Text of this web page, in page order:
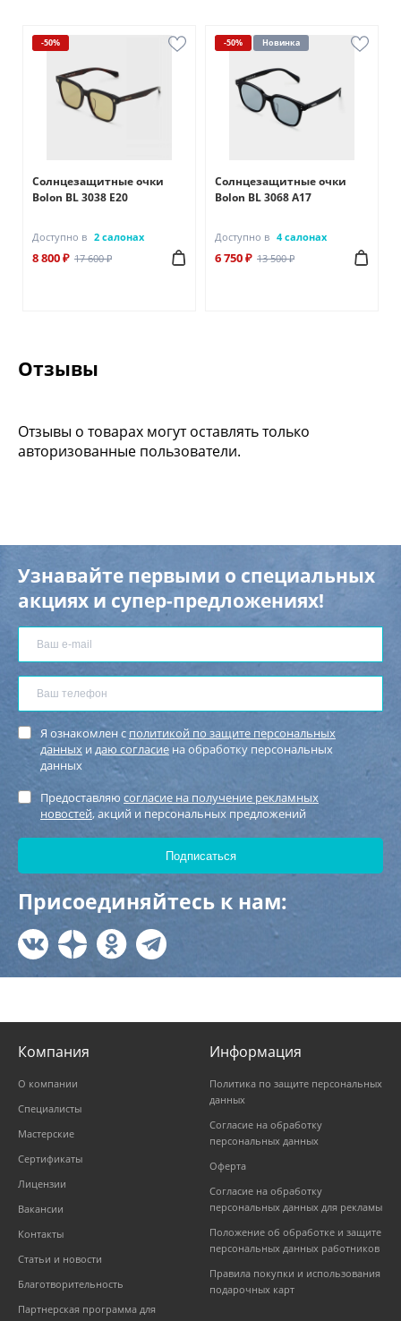
-50%
Солнцезащитные очки
Bolon BL 3038 Е20
Доступно в 2 салонах
8 800 ₽ 17 600 ₽
-50% Новинка
Солнцезащитные очки
Bolon BL 3068 А17
Доступно в 4 салонах
6 750 ₽ 13 500 ₽
Отзывы
Отзывы о товарах могут оставлять только
авторизованные пользователи.
Узнавайте первыми о специальных
акциях и супер-предложениях!
Я ознакомлен с политикой по защите персональных
данных и даю согласие на обработку персональных
данных
Предоставляю согласие на получение рекламных
новостей, акций и персональных предложений
Присоединяйтесь к нам:
Компания
О компании
Специалисты
Мастерские
Сертификаты
Лицензии
Вакансии
Контакты
Статьи и новости
Благотворительность
Партнерская программа для
Информация
Политика по защите персональных
данных
Согласие на обработку
персональных данных
Оферта
Согласие на обработку
персональных данных для рекламы
Положение об обработке и защите
персональных данных работников
Правила покупки и использования
подарочных карт